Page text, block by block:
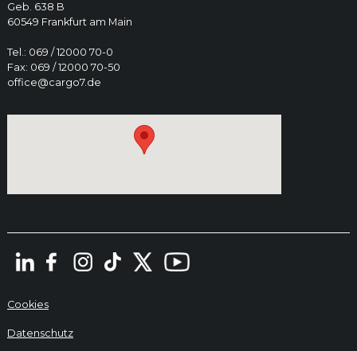
Geb. 638 B
60549 Frankfurt am Main
Tel.: 069 / 12000 70-0
Fax: 069 / 12000 70-50
office@cargo7.de
Cookies
Datenschutz